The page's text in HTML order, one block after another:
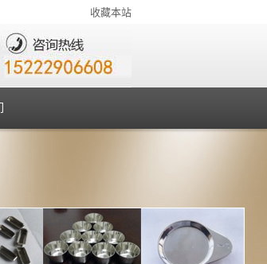
收藏本站